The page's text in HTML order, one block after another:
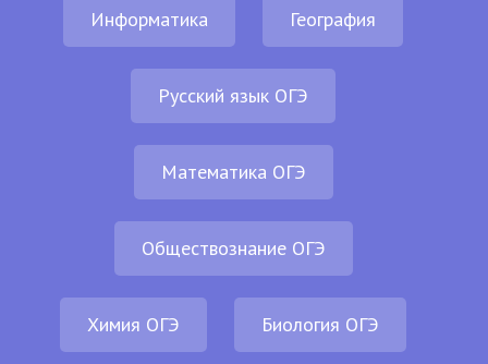
Информатика География
Русский язык ОГЭ
Математика ОГЭ
Обществознание ОГЭ
Химия ОГЭ Биология ОГЭ